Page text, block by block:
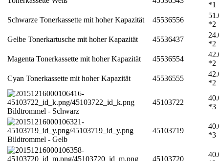
*1
Schwarze Tonerkassette mit hoher Kapazität
45536556
*2
Gelbe Tonerkartusche mit hoher Kapazität
45536437
*2
Magenta Tonerkassette mit hoher Kapazität
45536554
*2
Cyan Tonerkassette mit hoher Kapazität
45536555
*2
Bildtrommel - Schwarz
45103722
*3
Bildtrommel - Gelb
45103719
*3
45103720